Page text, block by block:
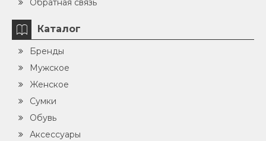
Обратная связь
Каталог
Бренды
Мужское
Женское
Сумки
Обувь
Аксессуары